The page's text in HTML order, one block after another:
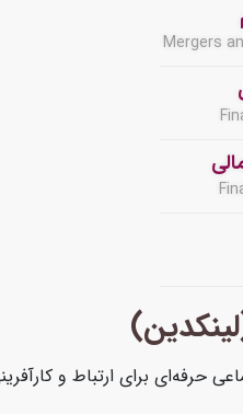
Mergers
حرفه‌ای برای ارتباط و